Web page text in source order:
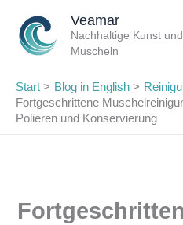
Inhalt
springen
Veamar
Nachhaltige Kunst
Muscheln
Start Blog in English
Fortgeschrittene
Polieren und Konservierung